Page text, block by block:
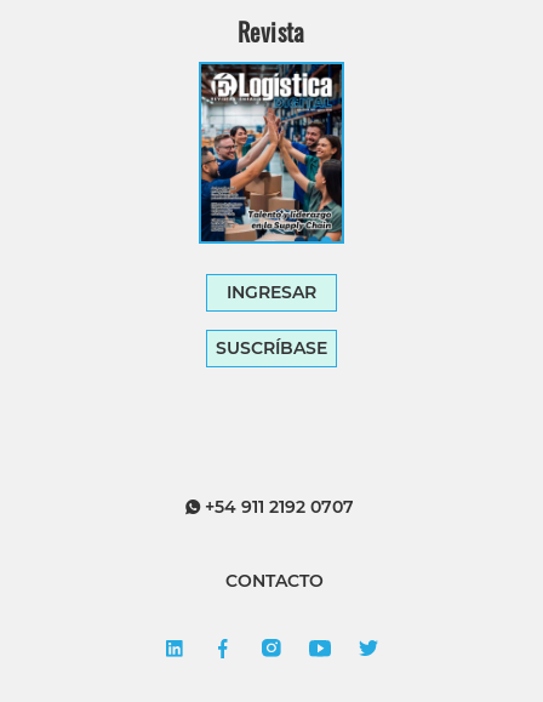
Revista
INGRESAR
SUSCRÍBASE
+54 911 2192 0707
CONTACTO